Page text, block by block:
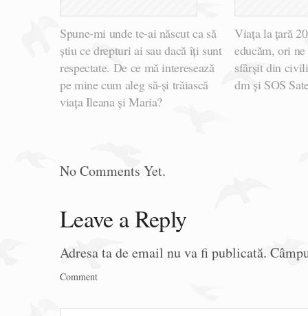
Spune-mi unde te-ai născut ca să
știu ce drepturi ai sau dacă îți sunt
respectate. De ce mă interesează
pe mine cum aleg să-și trăiască
viața Ileana și Maria?
Viața la țară
educăm, ori
sfârșit din
dm și SOS
No Comments Yet.
Leave a Reply
Adresa ta de email nu va fi publicată.
Comment